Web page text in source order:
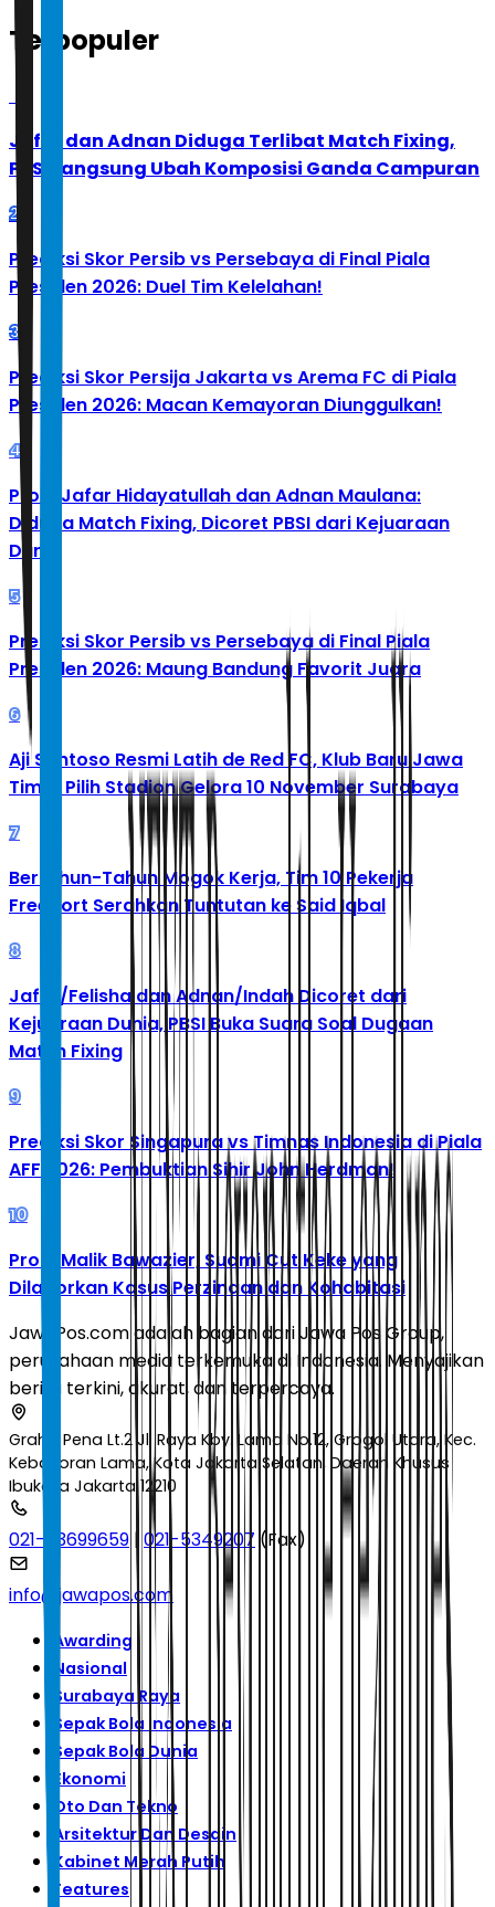
Terpopuler
Jafar dan Adnan Diduga Terlibat Match Fixing,
PBSI Langsung Ubah Komposisi Ganda Campuran
2
Prediksi Skor Persib vs Persebaya di Final Piala
Presiden 2026: Duel Tim Kelelahan!
3
Prediksi Skor Persija Jakarta vs Arema FC di Piala
Presiden 2026: Macan Kemayoran Diunggulkan!
4
Profil Jafar Hidayatullah dan Adnan Maulana:
Diduga Match Fixing, Dicoret PBSI dari Kejuaraan
Dunia
5
Prediksi Skor Persib vs Persebaya di Final Piala
Presiden 2026: Maung Bandung Favorit Juara
6
Aji Santoso Resmi Latih de Red FC, Klub Baru Jawa
Timur Pilih Stadion Gelora 10 November Surabaya
7
Bertahun-Tahun Mogok Kerja, Tim 10 Pekerja
Freeport Serahkan Tuntutan ke Said Iqbal
8
Jafar/Felisha dan Adnan/Indah Dicoret dari
Kejuaraan Dunia, PBSI Buka Suara Soal Dugaan
Match Fixing
9
Prediksi Skor Singapura vs Timnas Indonesia di Piala
AFF 2026: Pembuktian Sihir John Herdman!
10
Profil Malik Bawazier, Suami Cut Keke yang
Dilaporkan Kasus Perzinaan dan Kohabitasi
JawaPos.com adalah bagian dari Jawa Pos Group,
perusahaan media terkemuka di Indonesia. Menyajikan
berita terkini, akurat, dan terpercaya.
Graha Pena Lt.2 Jl. Raya Kby. Lama No.12, Grogol Utara, Kec.
Kebayoran Lama, Kota Jakarta Selatan, Daerah Khusus
Ibukota Jakarta 12210
021-53699659 | 021-5349207 (Fax)
info@jawapos.com
Awarding
Nasional
Surabaya Raya
Sepak Bola Indonesia
Sepak Bola Dunia
Ekonomi
Oto Dan Tekno
Arsitektur Dan Desain
Kabinet Merah Putih
Features